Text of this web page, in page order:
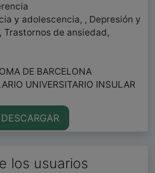
y adolescencia, , Depresión y
de ansiedad,
DE BARCELONA
UNIVERSITARIO INSULAR
los usuarios